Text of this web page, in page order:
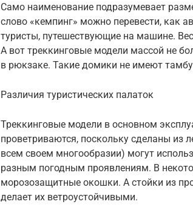
Само наименование подразумевает
слово «кемпинг» можно перевести, как
туристы, путешествующие на машине.
А вот треккинговые модели массой не
в рюкзаке. Такие домики не имеют
Различия туристических палаток
Треккинговые модели в основном
проветриваются, поскольку сделаны из
всем своем многообразии) могут
разным погодным проявлениям. В
морозозащитные окошки. А стойки из
делает их ветроустойчивыми.